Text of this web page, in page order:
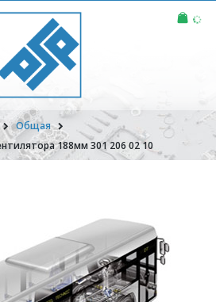
Общая
188мм 301 206 02 10